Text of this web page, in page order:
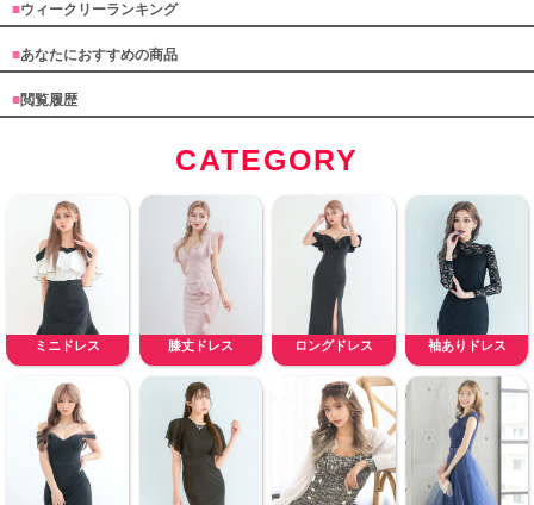
■ウィークリーランキング
■あなたにおすすめの商品
■閲覧履歴
CATEGORY
ミニドレス 膝丈ドレス ロングドレス 袖ありドレス